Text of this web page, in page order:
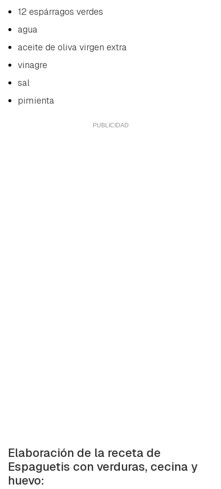
12 espárragos verdes
agua
aceite de oliva virgen extra
vinagre
sal
pimienta
Elaboración de la receta de
Espaguetis con verduras, cecina y
huevo: